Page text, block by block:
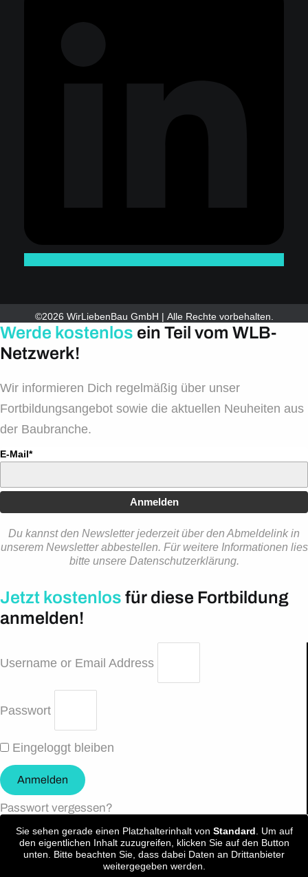
©2026 WirLiebenBau GmbH | Alle Rechte vorbehalten.
Werde kostenlos ein Teil vom WLB-
Netzwerk!
Wir informieren Dich regelmäßig über unser
Fortbildungsangebot sowie die aktuellen Neuheiten aus
der Baubranche.
E-Mail*
Anmelden
Du kannst den Newsletter jederzeit über den Abmeldelink in
unserem Newsletter abbestellen. Für weitere Informationen lies
bitte unsere Datenschutzerklärung.
Jetzt kostenlos für diese Fortbildung
anmelden!
Username or Email Address
Passwort
Eingeloggt bleiben
Anmelden
Passwort vergessen?
Sie sehen gerade einen Platzhalterinhalt von Standard . Um auf
den eigentlichen Inhalt zuzugreifen, klicken Sie auf den Button
unten. Bitte beachten Sie, dass dabei Daten an Drittanbieter
weitergegeben werden.